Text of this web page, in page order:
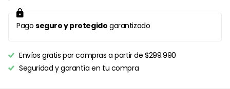
Pago seguro y protegido garantizado
Envíos gratis por compras a partir de $299.990
Seguridad y garantía en tu compra